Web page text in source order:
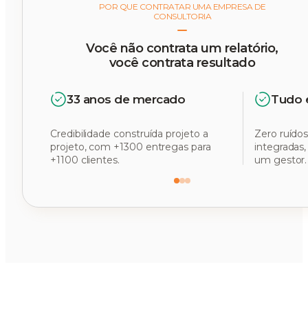
POR QUE CONTRATAR UMA EMPRESA DE
CONSULTORIA
Você não contrata um relatório,
você contrata resultado
33 anos de mercado
Credibilidade construída projeto a
projeto, com +1300 entregas para
+1100 clientes.
Tudo
Zero
um gestor.